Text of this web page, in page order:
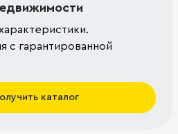
с гарантированной
каталог